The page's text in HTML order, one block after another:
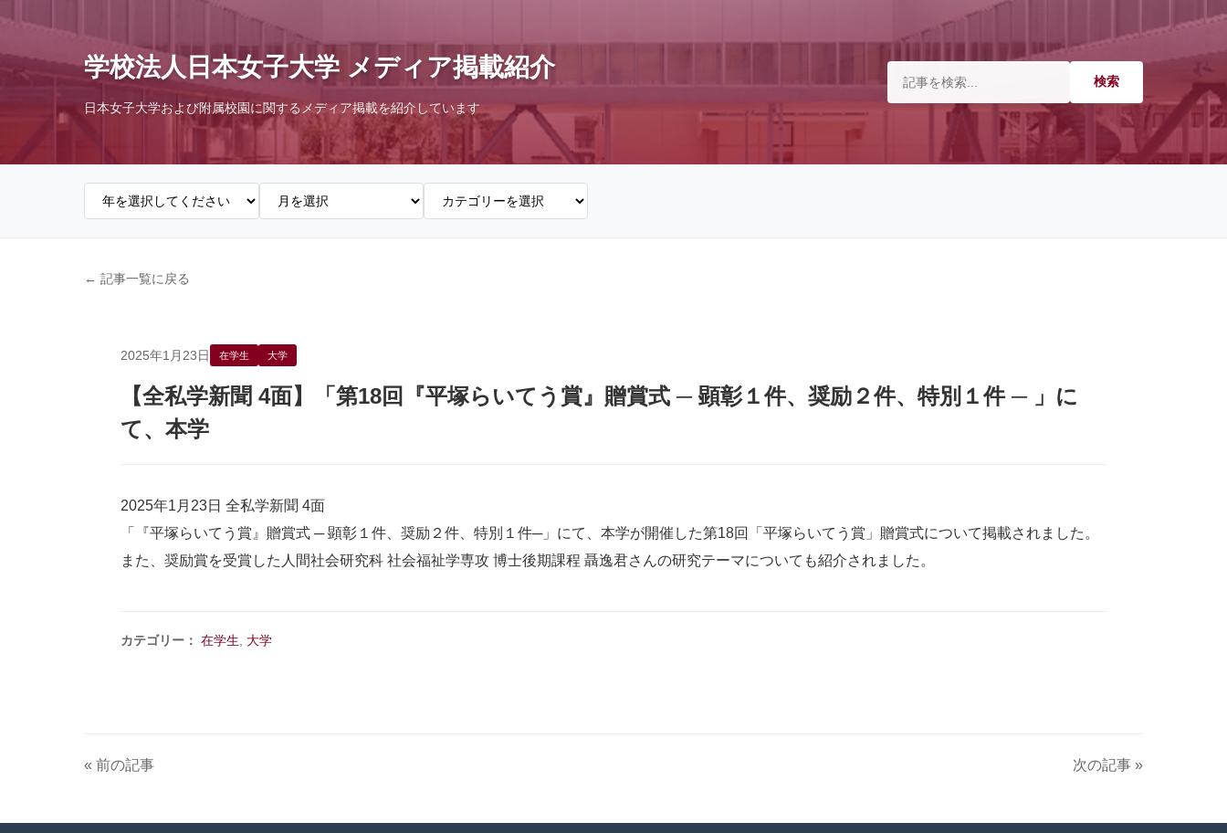
学校法人日本女子大学 メディア掲載紹介
日本女子大学および附属校園に関するメディア掲載を紹介しています
← 記事一覧に戻る
2025年1月23日 在学生 大学
【全私学新聞 4面】「第18回『平塚らいてう賞』贈賞式 ─ 顕彰１件、奨励２件、特別１件 ─ 」に
て、本学
2025年1月23日 全私学新聞 4面
「『平塚らいてう賞』贈賞式 ─ 顕彰１件、奨励２件、特別１件─」にて、本学が開催した第18回「平塚らいてう賞」贈賞式について掲載されました。
また、奨励賞を受賞した人間社会研究科 社会福祉学専攻 博士後期課程 聶逸君さんの研究テーマについても紹介されました。
カテゴリー： 在学生 大学
« 前の記事 次の記事 »